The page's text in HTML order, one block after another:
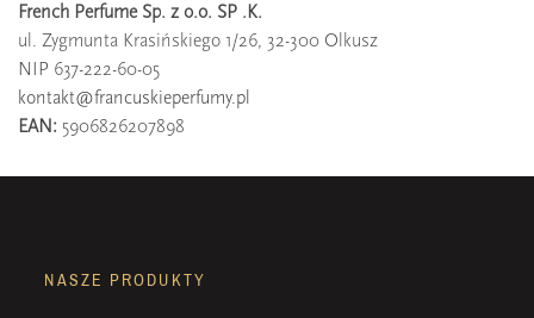
French Perfume Sp. z o.o. SP .K.
ul. Zygmunta Krasińskiego 1/26, 32-300 Olkusz
NIP 637-222-60-05
kontakt@francuskieperfumy.pl
EAN: 5906826207898
NASZE PRODUKTY